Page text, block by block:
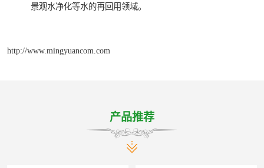
景观水净化等水的再回用领域。
http://www.mingyuancom.com
产品推荐